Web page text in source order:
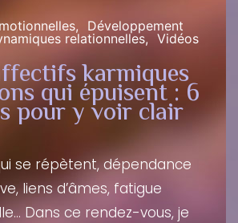
Développement
relationnelles Vidéos
karmiques
qui épuisent : 6
pour y voir clair
se répètent, dépendance
liens d’âmes, fatigue
Dans ce rendez-vous, je